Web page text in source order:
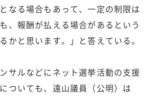
なる場合もあって、一定の制限は
、報酬が払える場合があるという
かと思います。」と答えている。
サルなどにネット選挙活動の支援
ついても、遠山議員（公明）は